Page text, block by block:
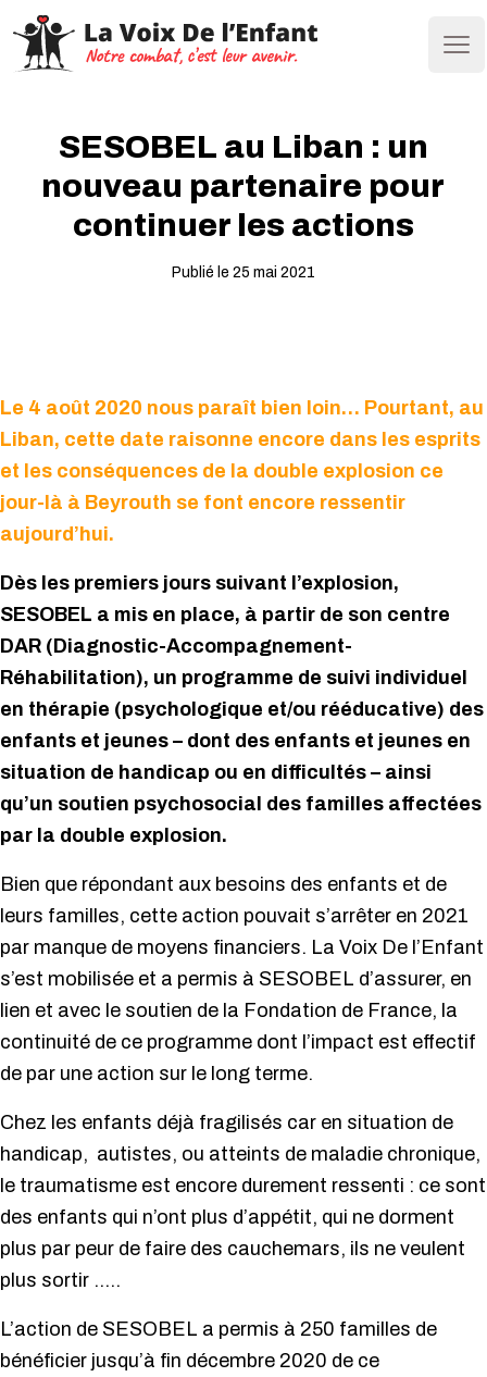
SESOBEL au Liban : un
nouveau partenaire pour
continuer les actions
Publié le 25 mai 2021
Le 4 août 2020 nous paraît bien loin… Pourtant, au
Liban, cette date raisonne encore dans les esprits
et les conséquences de la double explosion ce
jour-là à Beyrouth se font encore ressentir
aujourd’hui.
Dès les premiers jours suivant l’explosion,
SESOBEL a mis en place, à partir de son centre
DAR (Diagnostic-Accompagnement-
Réhabilitation), un programme de suivi individuel
en thérapie (psychologique et/ou rééducative) des
enfants et jeunes – dont des enfants et jeunes en
situation de handicap ou en difficultés – ainsi
qu’un soutien psychosocial des familles affectées
par la double explosion.
Bien que répondant aux besoins des enfants et de
leurs familles, cette action pouvait s’arrêter en 2021
par manque de moyens financiers. La Voix De l’Enfant
s’est mobilisée et a permis à SESOBEL d’assurer, en
lien et avec le soutien de la Fondation de France, la
continuité de ce programme dont l’impact est effectif
de par une action sur le long terme.
Chez les enfants déjà fragilisés car en situation de
handicap, autistes, ou atteints de maladie chronique,
le traumatisme est encore durement ressenti : ce sont
des enfants qui n’ont plus d’appétit, qui ne dorment
plus par peur de faire des cauchemars, ils ne veulent
plus sortir …..
L’action de SESOBEL a permis à 250 familles de
bénéficier jusqu’à fin décembre 2020 de ce